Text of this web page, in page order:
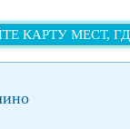
КАРТУ МЕСТ,